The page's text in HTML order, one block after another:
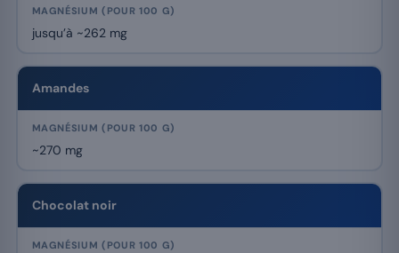
jusqu’à ~262 mg
Amandes
~270 mg
Chocolat noir